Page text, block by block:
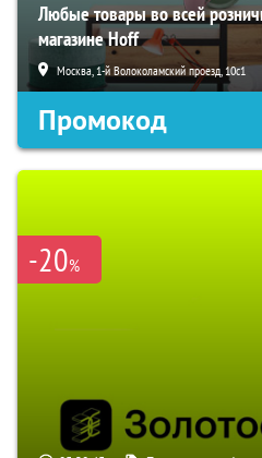
Любые товары во всей
магазине Hoff
Москва, 1-й Волоколамский проезд, 10с1
Промокод
-20%